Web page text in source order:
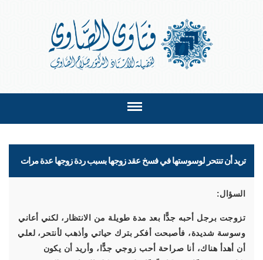
تريد أن تنتحر لوسوستها في فسخ عقد زوجها بسبب ردة زوجها عدة مرات
السؤال:
تزوجت برجل أحبه جدًّا بعد مدة طويلة من الانتظار، لكني أعاني
وسوسة شديدة، فأصبحت أفكر بترك حياتي وأذهب لأنتحر، لعلي
أن أهدأ هناك، أنا صراحة أحب زوجي جدًّا، وأريد أن يكون